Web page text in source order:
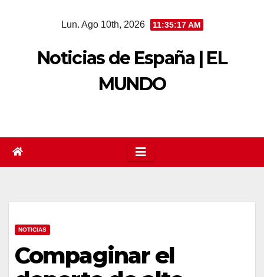
Lun. Ago 10th, 2026 11:35:18 AM
Noticias de España | EL
MUNDO
NOTICIAS
Compaginar el